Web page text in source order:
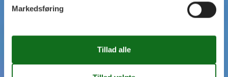
Markedsføring